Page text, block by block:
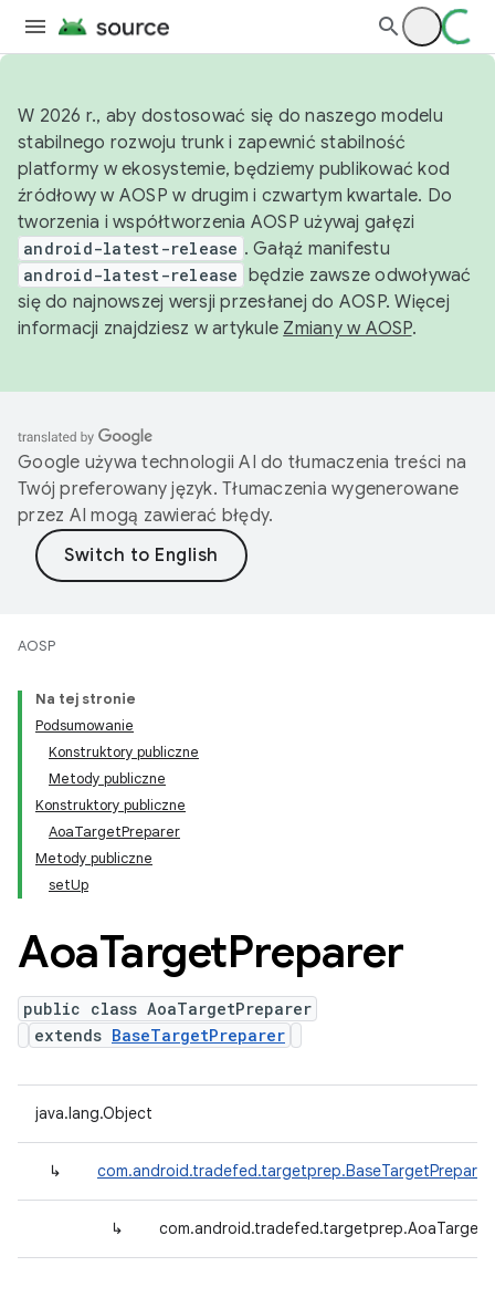
W 2026 r., aby dostosować się do naszego modelu
stabilnego rozwoju trunk i zapewnić stabilność
platformy w ekosystemie, będziemy publikować kod
źródłowy w AOSP w drugim i czwartym kwartale. Do
tworzenia i współtworzenia AOSP używaj gałęzi
android-latest-release . Gałąź manifestu
android-latest-release będzie zawsze odwoływać
się do najnowszej wersji przesłanej do AOSP. Więcej
informacji znajdziesz w artykule Zmiany w AOSP.
Google używa technologii AI do tłumaczenia treści na
Twój preferowany język. Tłumaczenia wygenerowane
przez AI mogą zawierać błędy.
AOSP
Na tej stronie
Podsumowanie
Konstruktory publiczne
Metody publiczne
Konstruktory publiczne
AoaTargetPreparer
Metody publiczne
setUp
AoaTargetPreparer
public class AoaTargetPreparer
extends BaseTargetPreparer
java.lang.Object
↳ com.android.tradefed.targetprep.BaseTargetPreparer
↳